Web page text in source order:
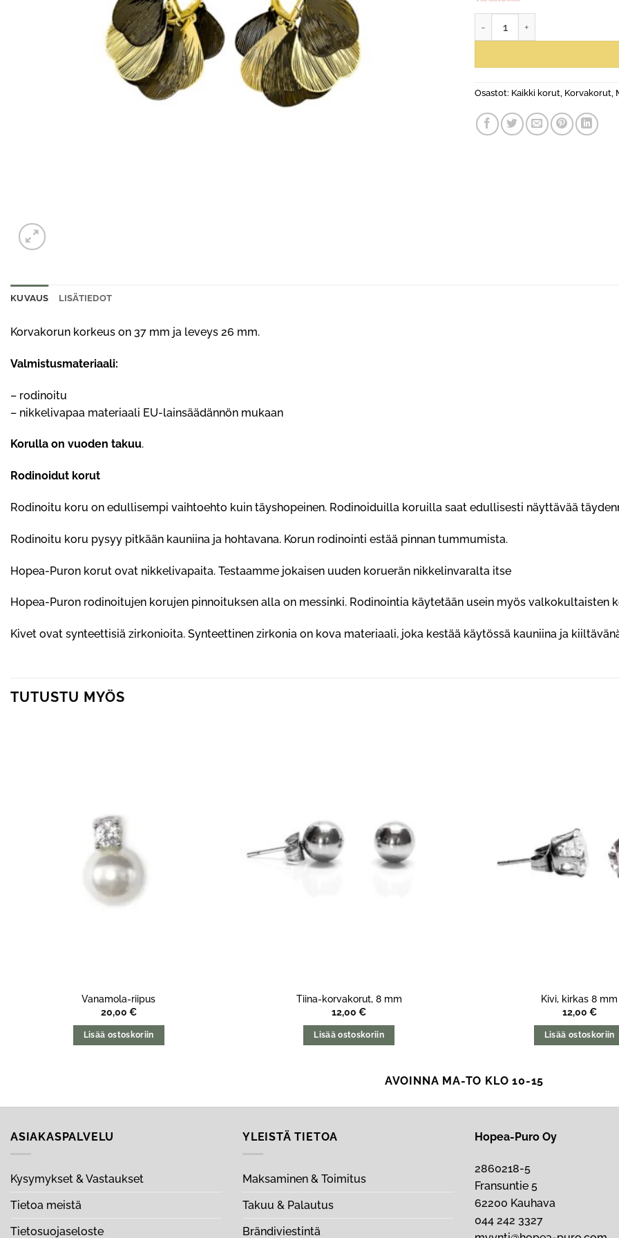
Osastot: Kaikki korut, Korvakorut,
KUVAUS LISÄTIEDOT
Korvakorun korkeus on 37 mm ja leveys 26 mm.
Valmistusmateriaali:
– rodinoitu
– nikkelivapaa materiaali EU-lainsäädännön mukaan
Korulla on vuoden takuu.
Rodinoidut korut
Rodinoitu koru on edullisempi vaihtoehto kuin täyshopeinen. Rodinoiduilla koruilla saat edullisesti näyttävää
Rodinoitu koru pysyy pitkään kauniina ja hohtavana. Korun rodinointi estää pinnan tummumista.
Hopea-Puron korut ovat nikkelivapaita. Testaamme jokaisen uuden koruerän nikkelinvaralta itse
Hopea-Puron rodinoitujen korujen pinnoituksen alla on messinki. Rodinointia käytetään usein myös valkokultaisten
Kivet ovat synteettisiä zirkonioita. Synteettinen zirkonia on kova materiaali, joka kestää käytössä kauniina ja
TUTUSTU MYÖS
Vanamola-riipus
20,00 €
Lisää ostoskoriin
Tiina-korvakorut, 8 mm
12,00€
Lisää ostoskoriin
Kivi, kirkas 8 mm
12,00 €
Lisää ostoskoriin
AVOINNA MA-TO KLO 10-15
ASIAKASPALVELU
Kysymykset & Vastaukset
Tietoa meistä
Tietosuojaseloste
YLEISTÄ TIETOA
Maksaminen & Toimitus
Takuu & Palautus
Brändiviestintä
Hopea-Puro Oy
2860218-5
Fransuntie 5
62200 Kauhava
044 242 3327